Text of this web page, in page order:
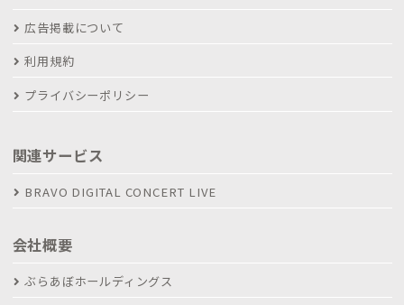
広告掲載について
利用規約
プライバシーポリシー
関連サービス
BRAVO DIGITAL CONCERT LIVE
会社概要
ぶらあぼホールディングス